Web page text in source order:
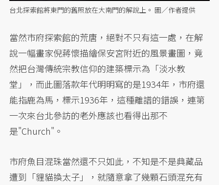
台北探索館將東門的舊照放在大南門的解說上。 圖／作者提供
當然市府探索館的荒唐，絕對不只有這一處，在解
說一幅畫家倪蔣懷描繪保安宮附近的風景畫圖，竟
然把台灣傳統宗教信仰的建築標示為「淡水教
堂」，而此圖落款年代明明寫的是1934年，市府還
能指鹿為馬，標示1936年，這種離譜的錯誤，連第
一次來台北參訪的老外應該也看得出那不
是"Church"。
市府魚目混珠當然還不只如此，不知是不是典藏品
遭到「貍貓換太子」，就隨意拿了幾顆石頭混充有